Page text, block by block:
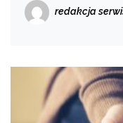
redakcja